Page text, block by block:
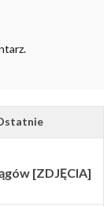
[ZDJĘCIA]